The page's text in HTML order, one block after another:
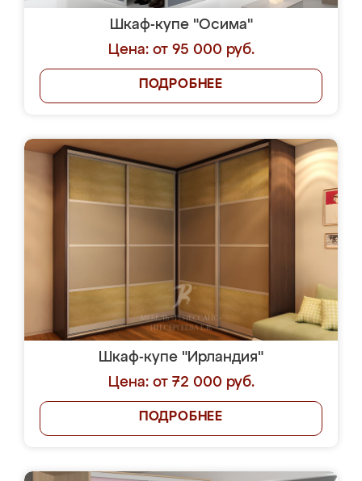
Шкаф-купе "Осима"
Цена: от 95 000 руб.
ПОДРОБНЕЕ
Шкаф-купе "Ирландия"
Цена: от 72 000 руб.
ПОДРОБНЕЕ